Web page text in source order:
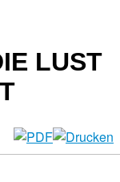
LUST